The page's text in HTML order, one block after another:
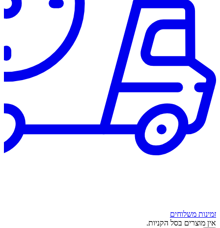
זמינות משלוחים
אין מוצרים בסל הקניות.